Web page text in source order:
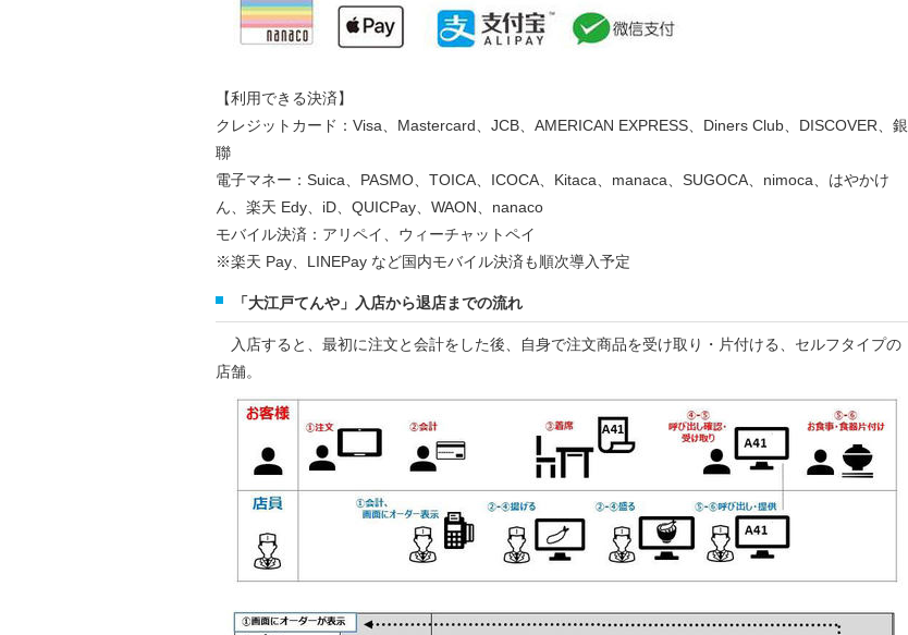
【利用できる決済】
クレジットカード：Visa、Mastercard、JCB、AMERICAN EXPRESS、Diners Club、DISCOVER、銀
聯
電子マネー：Suica、PASMO、TOICA、ICOCA、Kitaca、manaca、SUGOCA、nimoca、はやかけ
ん、楽天 Edy、iD、QUICPay、WAON、nanaco
モバイル決済：アリペイ、ウィーチャットペイ
※楽天 Pay、LINEPay など国内モバイル決済も順次導入予定
「大江戸てんや」入店から退店までの流れ
入店すると、最初に注文と会計をした後、自身で注文商品を受け取り・片付ける、セルフタイプの
店舗。